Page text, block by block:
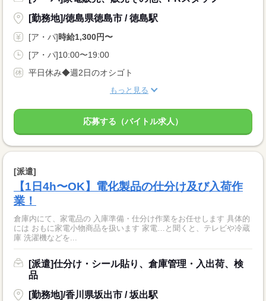
[勤務地]/徳島県徳島市 / 徳島駅
[ア・パ]時給1,300円〜
[ア・パ]10:00〜19:00
平日休み◆週2日のオシゴト
もっと見る
応募する（バイトル求人）
[派遣]
【1日4h〜OK】電化製品の仕分け及び入荷作
業！
倉庫内にて、家電品の 入庫準備・仕分け作業をお任せします 具体的
には おもに家電小物商品を扱います 家電…と聞くと、テレビや冷蔵
庫 洗濯機などを...
[派遣]仕分け・シール貼り、倉庫管理・入出荷、検
品
[勤務地]/香川県坂出市 / 坂出駅